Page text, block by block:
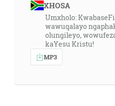
XHOSA
Umxholo:
wawuqalayo
olungileyo,
kaYesu Kristu!
MP3